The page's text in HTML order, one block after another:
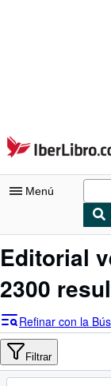
Pasar al contenido
IberLibro.com
Menú
Mi cuenta
Búsqueda
Colecciones
Editorial
2300
Refinar con la
Filtrar